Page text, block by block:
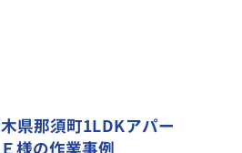
県那須町1LDKアパー
様の作業事例